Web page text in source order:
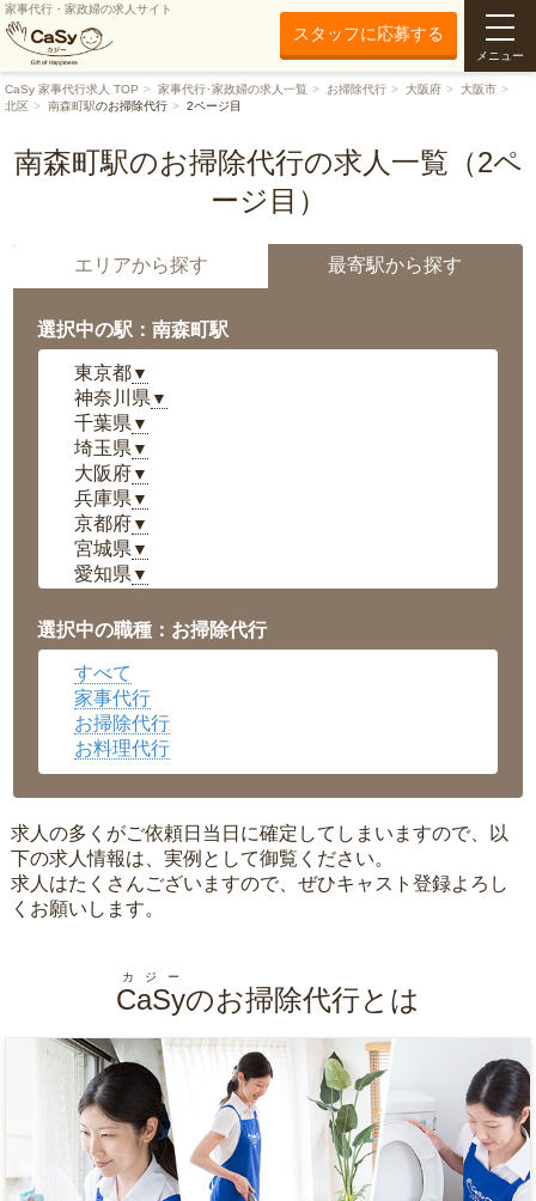
家事代行・家政婦の求人サイト
スタッフに応募する
メニュー
CaSy 家事代行求人 TOP 家事代行･家政婦の求人一覧 お掃除代行 大阪府
大阪市
北区
南森町駅のお掃除代行 2ページ目
南森町駅のお掃除代行の求人一覧（2ペ
ージ目）
エリアから探す 最寄駅から探す
選択中の駅：南森町駅
東京都▼
神奈川県 ▼
千葉県 ▼
埼玉県 ▼
大阪府▼
兵庫県 ▼
京都府▼
宮城県 ▼
愛知県 ▼
岡山県▼
広島県▼
沖縄県
選択中の職種：お掃除代行
すべて
家事代行
お掃除代行
お料理代行
求人の多くがご依頼日当日に確定してしまいますので、以
下の求人情報は、実例として御覧ください。
求人はたくさんございますので、ぜひキャスト登録よろし
くお願いします。
CaSy
カジー
のお掃除代行とは